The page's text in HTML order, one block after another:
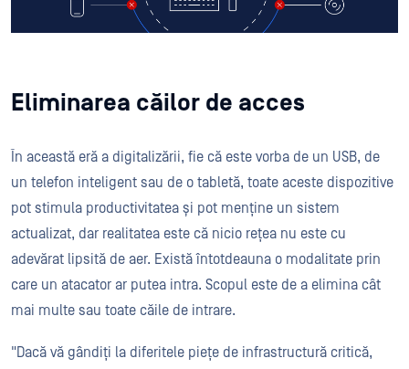
Eliminarea căilor de acces
În această eră a digitalizării, fie că este vorba de un USB, de
un telefon inteligent sau de o tabletă, toate aceste dispozitive
pot stimula productivitatea și pot menține un sistem
actualizat, dar realitatea este că nicio rețea nu este cu
adevărat lipsită de aer. Există întotdeauna o modalitate prin
care un atacator ar putea intra. Scopul este de a elimina cât
mai multe sau toate căile de intrare.
"Dacă vă gândiți la diferitele piețe de infrastructură critică,